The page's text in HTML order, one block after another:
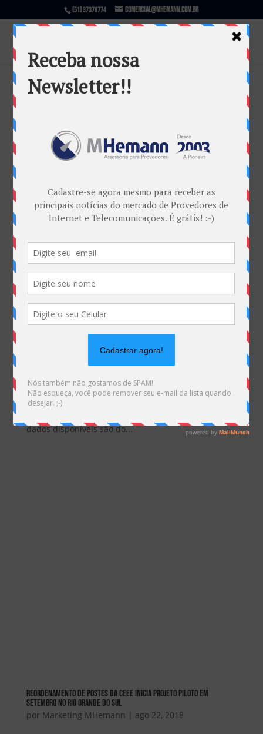
(51) 37379774 comercial@mhemann.com.br
Provedores cresceram cerca de 1,55 milhão de contratos em 12
meses e já somam 7.166.286 milhões de acessos no País
Marketing MHemann|ago 8, 2019
comunicação multimídia (SCM) com seus últimos
estudos. A agência divulga os relatórios
dados disponíveis são do...
Reordenamento de Postes da CEEE inicia Projeto Piloto em
setembro no Rio Grande do Sul
por Marketing MHemann | ago 22, 2018